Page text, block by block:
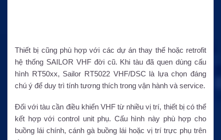
Thiết bị cũng phù hợp với các dự án thay thế hoặc retrofit
hệ thống SAILOR VHF đời cũ. Khi tàu đã quen dùng cấu
hình RT50xx, Sailor RT5022 VHF/DSC là lựa chọn đáng
chú ý để duy trì tính tương thích trong vận hành và service.
Đối với tàu cần điều khiển VHF từ nhiều vị trí, thiết bị có thể
kết hợp với control unit phụ. Cấu hình này phù hợp cho
buồng lái chính, cánh gà buồng lái hoặc vị trí trực phụ trên